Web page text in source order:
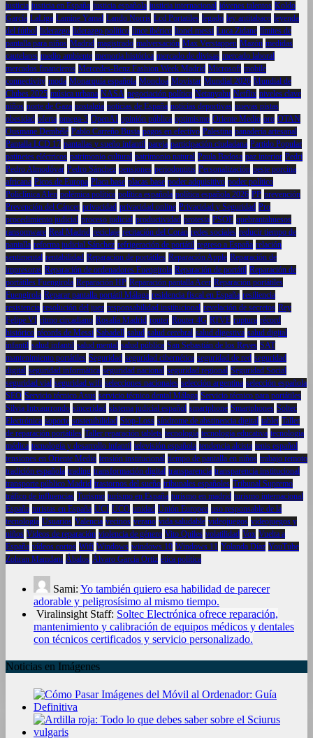
justicia justicia en España justicia española justicia internacional jóvenes talentos Koldo
García LaLiga Lamine Yamal Lando Norris Lcd Portatiles legado ley antitabaco leyenda
del fútbol liderazgo liderazgo político lince ibérico lionel messi Luca Zidane límites de
pantalla para niños Madrid magistrado malversación Max Verstappen Mazón medidas
cautelares medio ambiente memoria histórica mercado de divisas mercado laboral
mercados financieros Mercedes-Benz Fashion Week Madrid Microsoft mobile
connectivity moda Monarquía española Moncloa Movistar Mundial 2026 Mundial de
Clubes 2025 música urbana NASA negociación política Netanyahu Netflix niveles clave
niños norte de Gaza nostalgia noticias de España noticias deportivas nuevas pistas
obesidad oferta omega-3 OpenAI opinión pública optimismo Oriente Medio oro OTAN
Ousmane Dembélé Pablo Carreño Busta pagos en efectivo Palestina panadería artesanal
Pantalla LCD 17 pantallas y sueño infantil pareja participación ciudadana Partido Popular
patinetes eléctricos patrimonio cultural patrimonio natural Paula Badosa paz interior Pedri
Pedro Almodóvar Pedro Sánchez pensiones periodontitis Personalización peste porcina
africana Picos de Europa Placa base placas base poder adquisitivo poder político
Policlínica Alen polémica política política española política española 2026 PP prevención
Prevención del Cáncer privacidad privacidad online Privacidad y Seguridad Pro
procedimiento judicial proceso judicial productividad protesta PSOE quebrantahuesos
ransomware Real Madrid reciclaje recitación del Corán redes sociales reducir tiempo de
pantalla reforma judicial Sánchez refrigeración de portátil regreso a España relación
sentimental rentabilidad Reparacion de portátiles Reparación Apple Reparación de
impresoras Reparación de ordenadores Fuengirola Reparación de portátil Reparación de
portátiles Fuengirola Reparación HP Reparación pantalla Acer Reparación portátiles
Fuengirola Reparar pantalla portátil Málaga residencia fiscal en España resiliencia
resistencia resolución del juez responsabilidad institucional revelación de secretos Rey
Felipe VI ritmo circadiano Rosalía Madrid router Router 4G RTVE ruptura récord
histórico récords de Messi Sabadell salud salud cerebral salud digestiva salud digital
infantil salud infantil salud mental salud pública San Sebastián de los Reyes SAT
mantenimiento portátiles Seguridad seguridad cibernética seguridad de red seguridad
digital seguridad informática seguridad nacional seguridad regional Seguridad Social
seguridad vial seguridad wifi selecciones nacionales selección argentina selección española
SEO Servicio técnico Asus servicio técnico dental Málaga Servicio técnico para portátiles
Silvia Intxaurrondo sinceridad sistema judicial español smartphone Smartphones Soltec
Electrónica soporte sostenibilidad Stop-Loss síndrome de abstinencia digital tablet Taller
de reparación portátiles Taller reparación tablets tecnología tecnología educativa tecnología
médica tecnología y desarrollo infantil televisión española tendencia alcista tenis español
tensiones en Oriente Medio tensión institucional tiempo de pantalla en niños trabajo remoto
tradición española trading transformación digital transparencia transparencia institucional
transporte público Madrid trastornos del sueño tribunales españoles Tribunal Supremo
tráfico de influencias Turismo turismo en España turismo en madrid turismo internacional
España turistas en España UCI UCO unidad Unión Europea uso responsable de la
tecnología Usuarios Valencia vecinos verano vida saludable videojuegos videojuegos y
niños Videos de reparación violencia de género Vito Quiles volatilidad Vox Vuelta a
España vídeos cortos Wifi Windows windows 10 Windows 11 Yolanda Díaz YouTube
Zohran Mamdani Ábalos Álvaro García Ortiz ética política
Sami: Yo también quiero esa habilidad de parecer
adorable y peligrosísimo al mismo tiempo.
Viralinsight Staff: Soltec Electrónica ofrece reparación,
mantenimiento y calibración de equipos médicos y dentales
con técnicos certificados y servicio personalizado.
Noticias en Imágenes